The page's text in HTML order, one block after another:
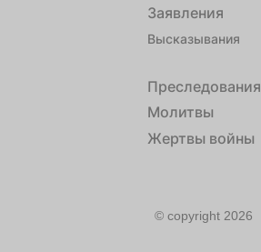
Заявления
Высказывания
Преследования
Молитвы
Жертвы войны
© copyright 2026